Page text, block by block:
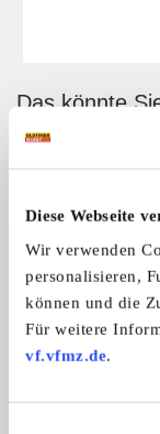
Diese Webseite
Wir verwenden
personalisieren,
können und die
Für weitere
vf.vfmz.de.
Das könnte
Mini schnapp